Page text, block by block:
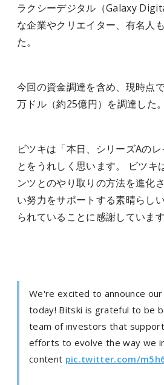
ラクシーデジタル（Galaxy
な企業やクリエイター、有名人
た。
今回の資金調達を含め、現時点
万ドル（約25億円）を調達した。
ビツキは「本日、シリーズAの
とをうれしく思います。 ビツキ
ンツとのやり取りの方法を進化
い努力をサポートする素晴らし
られていることに感謝していま
We're excited to announce
today! Bitski is grateful to be
team of investors that
efforts to evolve the way we
content pic.twitter.com/